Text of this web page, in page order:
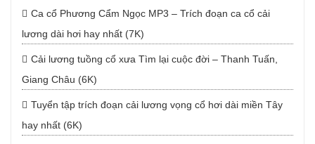
Ca cổ Phương Cẩm Ngọc MP3 – Trích đoạn ca cổ cải
lương dài hơi hay nhất (7K)
Cải lương tuồng cổ xưa Tìm lại cuộc đời – Thanh Tuấn,
Giang Châu (6K)
Tuyển tập trích đoạn cải lương vọng cổ hơi dài miền Tây
hay nhất (6K)